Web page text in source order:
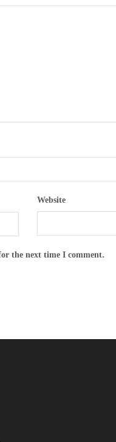
Website
the next time I comment.